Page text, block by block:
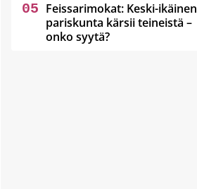
Feissarimokat: Keski-ikäinen
pariskunta kärsii teineistä –
onko syytä?